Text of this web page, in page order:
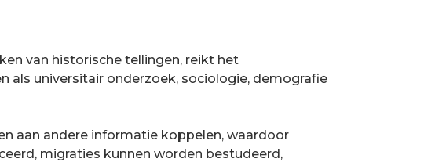
van historische tellingen, reikt het
als universitair onderzoek, sociologie, demografie
aan andere informatie koppelen, waardoor
migraties kunnen worden bestudeerd,